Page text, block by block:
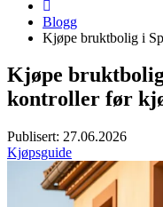
Blogg
Kjøpe bruktbolig i
Kjøpe
kontroller før
Publisert: 27.06.2026
Kjøpsguide